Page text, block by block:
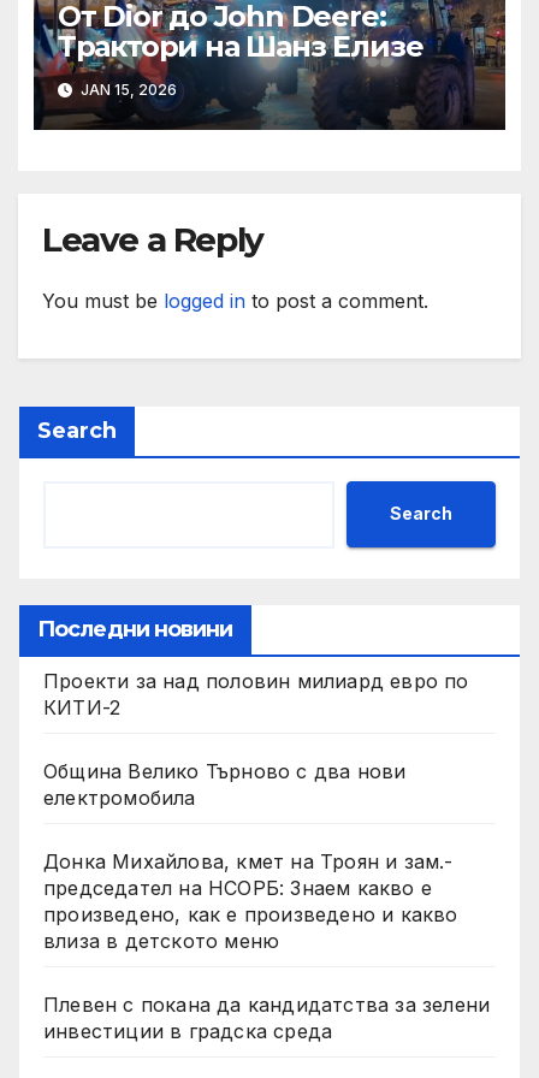
От Dior до John Deere:
Трактори на Шанз Елизе
JAN 15, 2026
Leave a Reply
You must be logged in to post a comment.
Search
Search
Последни новини
Проекти за над половин милиард евро по
КИТИ-2
Община Велико Търново с два нови
електромобила
Донка Михайлова, кмет на Троян и зам.-
председател на НСОРБ: Знаем какво е
произведено, как е произведено и какво
влиза в детското меню
Плевен с покана да кандидатства за зелени
инвестиции в градска среда